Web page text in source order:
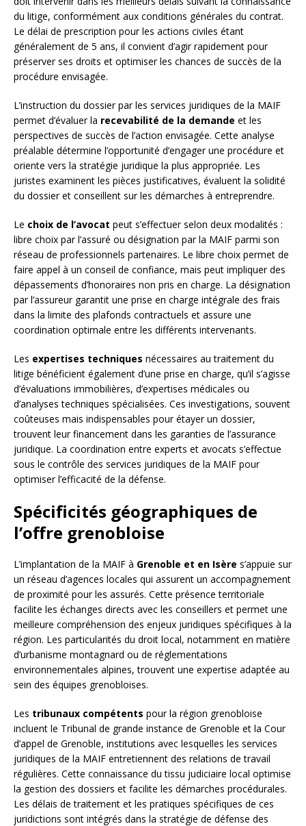
du litige, conformément aux conditions générales du contrat.
Le délai de prescription pour les actions civiles étant
généralement de 5 ans, il convient d’agir rapidement pour
préserver ses droits et optimiser les chances de succès de la
procédure envisagée.
L’instruction du dossier par les services juridiques de la MAIF
permet d’évaluer la recevabilité de la demande et les
perspectives de succès de l’action envisagée. Cette analyse
préalable détermine l’opportunité d’engager une procédure et
oriente vers la stratégie juridique la plus appropriée. Les
juristes examinent les pièces justificatives, évaluent la solidité
du dossier et conseillent sur les démarches à entreprendre.
Le choix de l’avocat peut s’effectuer selon deux modalités :
libre choix par l’assuré ou désignation par la MAIF parmi son
réseau de professionnels partenaires. Le libre choix permet de
faire appel à un conseil de confiance, mais peut impliquer des
dépassements d’honoraires non pris en charge. La désignation
par l’assureur garantit une prise en charge intégrale des frais
dans la limite des plafonds contractuels et assure une
coordination optimale entre les différents intervenants.
Les expertises techniques nécessaires au traitement du
litige bénéficient également d’une prise en charge, qu’il s’agisse
d’évaluations immobilières, d’expertises médicales ou
d’analyses techniques spécialisées. Ces investigations, souvent
coûteuses mais indispensables pour étayer un dossier,
trouvent leur financement dans les garanties de l’assurance
juridique. La coordination entre experts et avocats s’effectue
sous le contrôle des services juridiques de la MAIF pour
optimiser l’efficacité de la défense.
Spécificités géographiques de
l’offre grenobloise
L’implantation de la MAIF à Grenoble et en Isère s’appuie sur
un réseau d’agences locales qui assurent un accompagnement
de proximité pour les assurés. Cette présence territoriale
facilite les échanges directs avec les conseillers et permet une
meilleure compréhension des enjeux juridiques spécifiques à la
région. Les particularités du droit local, notamment en matière
d’urbanisme montagnard ou de réglementations
environnementales alpines, trouvent une expertise adaptée au
sein des équipes grenobloises.
Les tribunaux compétents pour la région grenobloise
incluent le Tribunal de grande instance de Grenoble et la Cour
d’appel de Grenoble, institutions avec lesquelles les services
juridiques de la MAIF entretiennent des relations de travail
régulières. Cette connaissance du tissu judiciaire local optimise
la gestion des dossiers et facilite les démarches procédurales.
Les délais de traitement et les pratiques spécifiques de ces
juridictions sont intégrés dans la stratégie de défense des